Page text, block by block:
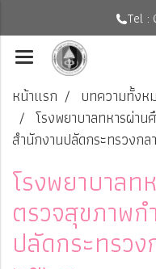
Tel :
หน้าแรก บทความทั้งห
โรงพยาบาลทหารผ่า
สำนักงานปลัดกระทรวงก
โรงพยาบาลท
ตรวจสุขภาพ
ปลัดกระทรว